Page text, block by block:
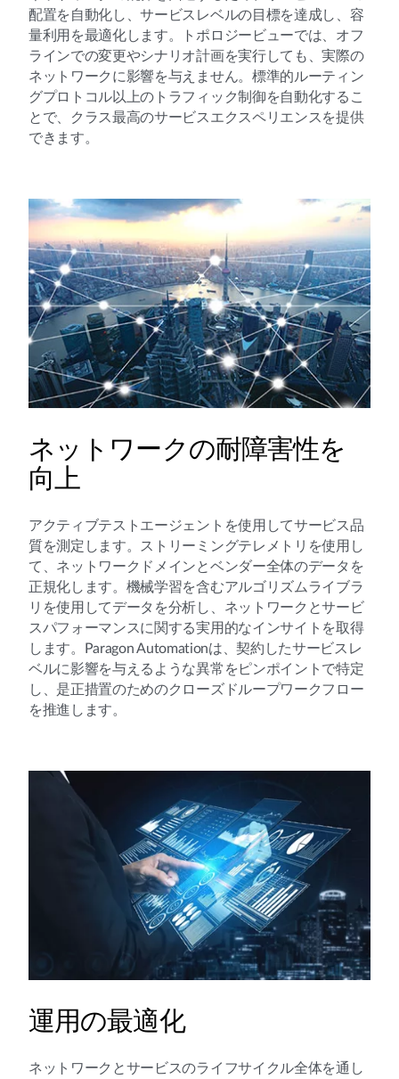
配置を自動化し、サービスレベルの目標を達成し、容
量利用を最適化します。トポロジービューでは、オフ
ラインでの変更やシナリオ計画を実行しても、実際の
ネットワークに影響を与えません。標準的ルーティン
グプロトコル以上のトラフィック制御を自動化するこ
とで、クラス最高のサービスエクスペリエンスを提供
できます。
ネットワークの耐障害性を
向上
アクティブテストエージェントを使用してサービス品
質を測定します。ストリーミングテレメトリを使用し
て、ネットワークドメインとベンダー全体のデータを
正規化します。機械学習を含むアルゴリズムライブラ
リを使用してデータを分析し、ネットワークとサービ
スパフォーマンスに関する実用的なインサイトを取得
します。Paragon Automationは、契約したサービスレ
ベルに影響を与えるような異常をピンポイントで特定
し、是正措置のためのクローズドループワークフロー
を推進します。
運用の最適化
ネットワークとサービスのライフサイクル全体を通し